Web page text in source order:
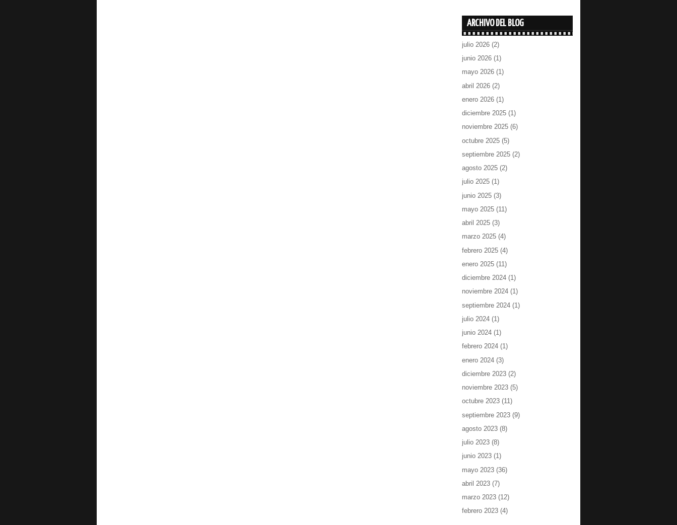
ARCHIVO DEL BLOG
julio 2026 (2)
junio 2026 (1)
mayo 2026 (1)
abril 2026 (2)
enero 2026 (1)
diciembre 2025 (1)
noviembre 2025 (6)
octubre 2025 (5)
septiembre 2025 (2)
agosto 2025 (2)
julio 2025 (1)
junio 2025 (3)
mayo 2025 (11)
abril 2025 (3)
marzo 2025 (4)
febrero 2025 (4)
enero 2025 (11)
diciembre 2024 (1)
noviembre 2024 (1)
septiembre 2024 (1)
julio 2024 (1)
junio 2024 (1)
febrero 2024 (1)
enero 2024 (3)
diciembre 2023 (2)
noviembre 2023 (5)
octubre 2023 (11)
septiembre 2023 (9)
agosto 2023 (8)
julio 2023 (8)
junio 2023 (1)
mayo 2023 (36)
abril 2023 (7)
marzo 2023 (12)
febrero 2023 (4)